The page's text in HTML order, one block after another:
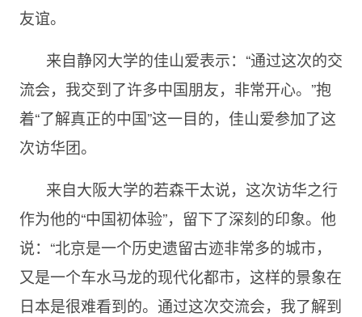
友谊。
来自静冈大学的佳山爱表示：“通过这次的交
流会，我交到了许多中国朋友，非常开心。”抱
着“了解真正的中国”这一目的，佳山爱参加了这
次访华团。
来自大阪大学的若森干太说，这次访华之行
作为他的“中国初体验”，留下了深刻的印象。他
说：“北京是一个历史遗留古迹非常多的城市，
又是一个车水马龙的现代化都市，这样的景象在
日本是很难看到的。通过这次交流会，我了解到